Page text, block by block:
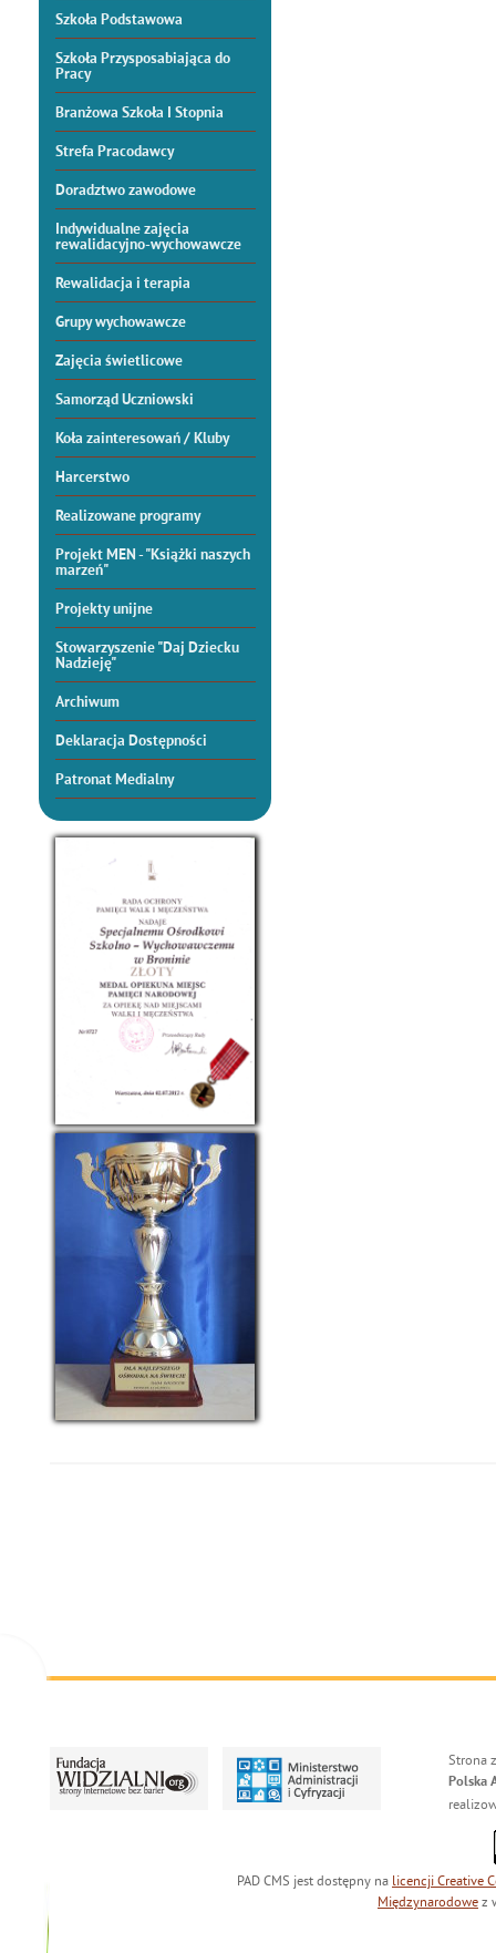
Szkoła Podstawowa
Szkoła Przysposabiająca do
Pracy
Branżowa Szkoła I Stopnia
Strefa Pracodawcy
Doradztwo zawodowe
Indywidualne zajęcia
rewalidacyjno-wychowawcze
Rewalidacja i terapia
Grupy wychowawcze
Zajęcia świetlicowe
Samorząd Uczniowski
Koła zainteresowań / Kluby
Harcerstwo
Realizowane programy
Projekt MEN - "Książki naszych
marzeń"
Projekty unijne
Stowarzyszenie "Daj Dziecku
Nadzieję"
Archiwum
Deklaracja Dostępności
Patronat Medialny
Strona
Polska
PAD CMS jest dostępny na licencji Creative
Międzynarodowe z